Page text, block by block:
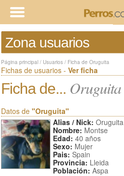
Zona usuarios
Página principal / Usuarios / Ficha de Oruguita
Fichas de usuarios - Ver ficha
Ficha de... Oruguita
Datos de "Oruguita"
Alias / Nick: Oruguita
Nombre: Montse
Edad: 40 años
Sexo: Mujer
Pais: Spain
Provincia: Lleida
Población: Aspa